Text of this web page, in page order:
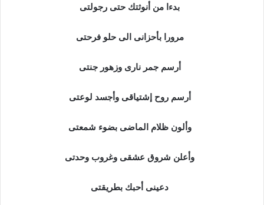
بدءا من أنوثتك حتى رجولتى
مرورا بأحزانى الى حلو فرحتى
أرسم جمر نارى وزهور جنتى
أرسم روح إشتياقى وأجسد لوعتى
وألون ظلام الماضى بضوء شمعتى
وأعلن شروق عشقى وغروب وحدتى
دعينى أحبك بطريقتى